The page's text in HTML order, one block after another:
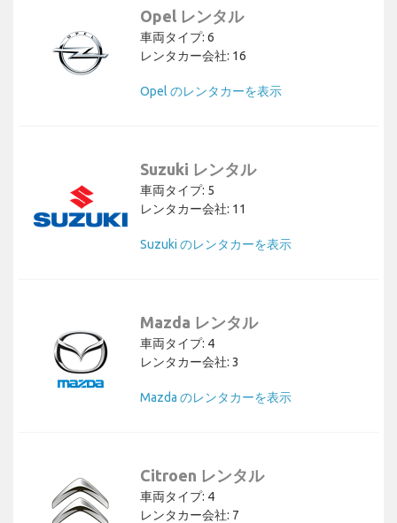
Opel レンタル
車両タイプ: 6
レンタカー会社: 16
Opel のレンタカーを表示
Suzuki レンタル
車両タイプ: 5
レンタカー会社: 11
Suzuki のレンタカーを表示
Mazda レンタル
車両タイプ: 4
レンタカー会社: 3
Mazda のレンタカーを表示
Citroen レンタル
車両タイプ: 4
レンタカー会社: 7